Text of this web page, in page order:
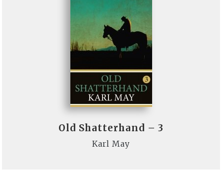
Old Shatterhand – 3
Karl May